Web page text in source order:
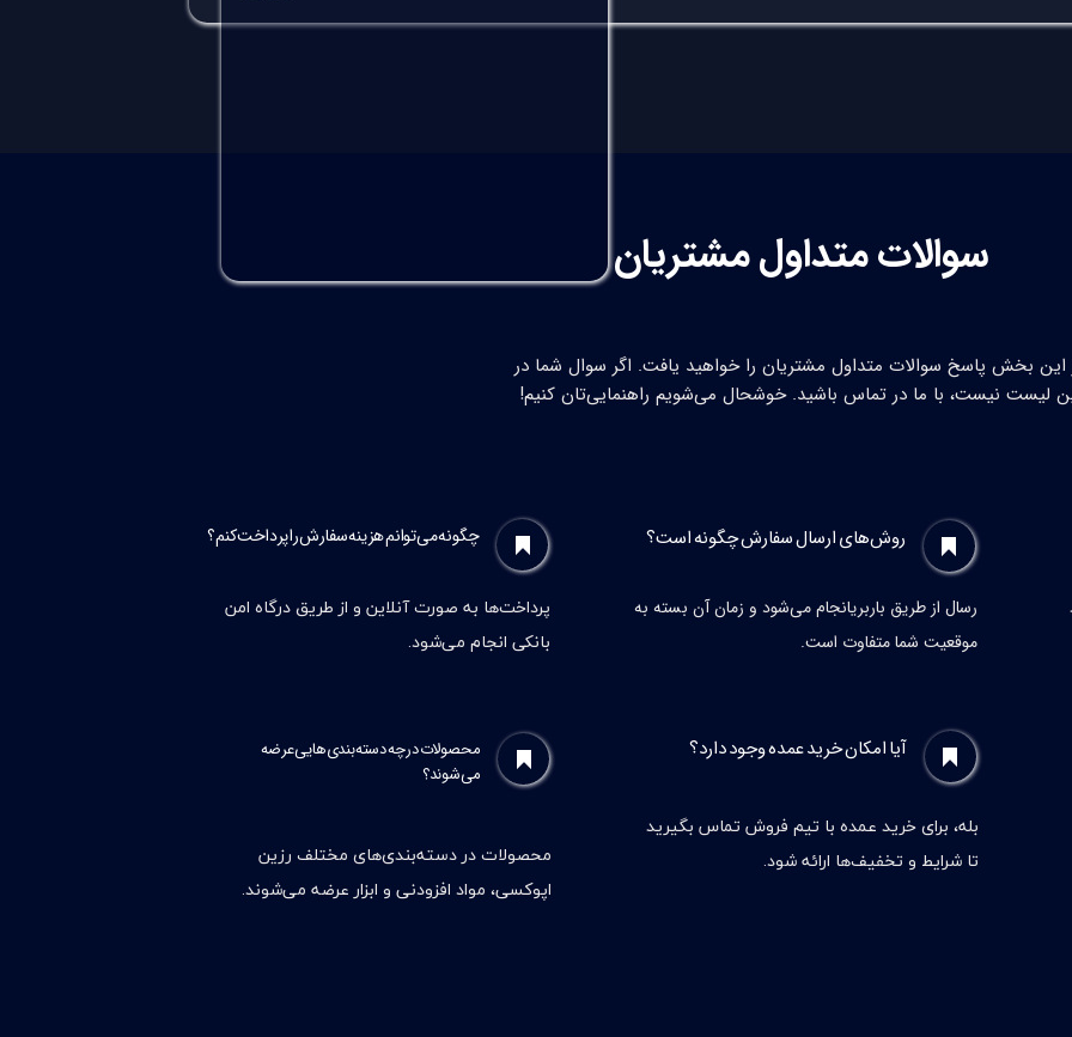
سوالات متداول مشتریان
این بخش پاسخ سوالات متداول مشتریان را خواهید یافت. اگر سوال شما در
لیست نیست، با ما در تماس باشید. خوشحال می‌شویم راهنمایی‌تان کنیم!
روش‌های ارسال سفارش چگونه است؟
رسال از طریق باربریانجام می‌شود و زمان آن بسته به
موقعیت شما متفاوت است.
چگونه می‌توانم هزینه سفارش را پرداخت کنم؟
پرداخت‌ها به صورت آنلاین و از طریق درگاه امن
بانکی انجام می‌شود.
آیا امکان خرید عمده وجود دارد؟
بله، برای خرید عمده با تیم فروش تماس بگیرید
تا شرایط و تخفیف‌ها ارائه شود.
محصولات در چه دسته‌بندی‌هایی عرضه
می‌شوند؟
محصولات در دسته‌بندی‌های مختلف رزین
اپوکسی، مواد افزودنی و ابزار عرضه می‌شوند.